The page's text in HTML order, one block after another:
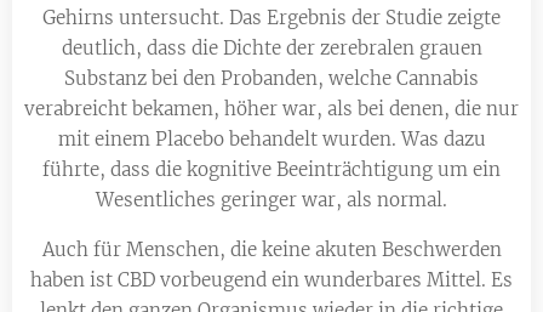
Gehirns untersucht. Das Ergebnis der Studie zeigte
deutlich, dass die Dichte der zerebralen grauen
Substanz bei den Probanden, welche Cannabis
verabreicht bekamen, höher war, als bei denen, die nur
mit einem Placebo behandelt wurden. Was dazu
führte, dass die kognitive Beeinträchtigung um ein
Wesentliches geringer war, als normal.
Auch für Menschen, die keine akuten Beschwerden
haben ist CBD vorbeugend ein wunderbares Mittel. Es